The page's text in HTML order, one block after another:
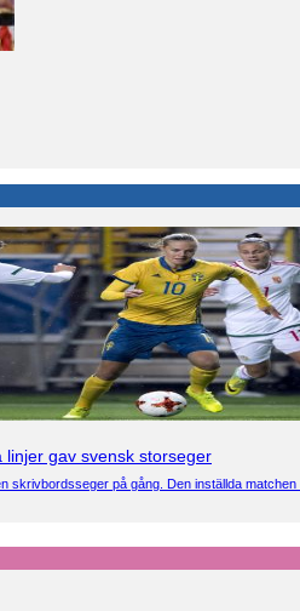
linjer gav svensk storseger
skrivbordsseger på gång. Den inställda